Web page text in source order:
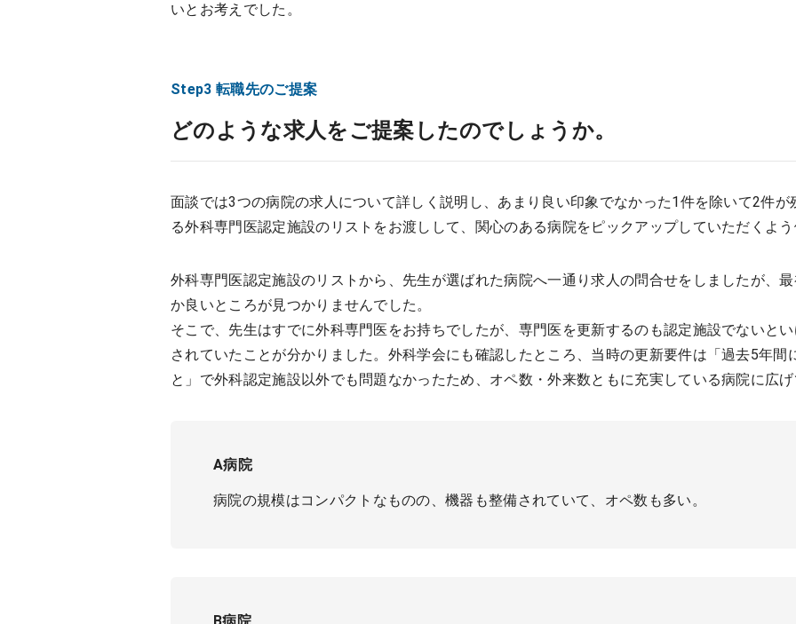
いとお考えでした。
Step3 転職先のご提案
どのような求人をご提案したのでしょうか。
面談では3つの病院の求人について詳しく説明し、あまり良い印象でなかった1件を除いて2件
る外科専門医認定施設のリストをお渡しして、関心のある病院をピックアップしていただくよ
外科専門医認定施設のリストから、先生が選ばれた病院へ一通り求人の問合せをしましたが、
か良いところが見つかりませんでした。
そこで、先生はすでに外科専門医をお持ちでしたが、専門医を更新するのも認定施設でないと
されていたことが分かりました。外科学会にも確認したところ、当時の更新要件は「過去5年
と」で外科認定施設以外でも問題なかったため、オペ数・外来数ともに充実している病院に広
A病院
病院の規模はコンパクトなものの、機器も整備されていて、オペ数も多い。